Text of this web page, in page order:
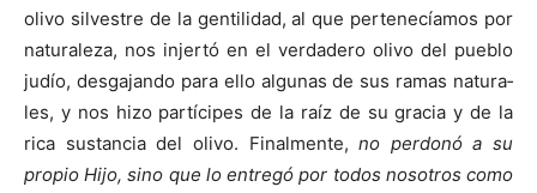
olivo silvestre de la gentilidad, al que pertenecíamos por
naturaleza, nos injertó en el verdadero olivo del pueblo
judío, desgajando para ello algunas de sus ramas natura­
les, y nos hizo partícipes de la raíz de su gracia y de la
rica sustancia del olivo. Finalmente,no perdonó a su
propio Hijo, sino que lo entregó por todos nosotros como